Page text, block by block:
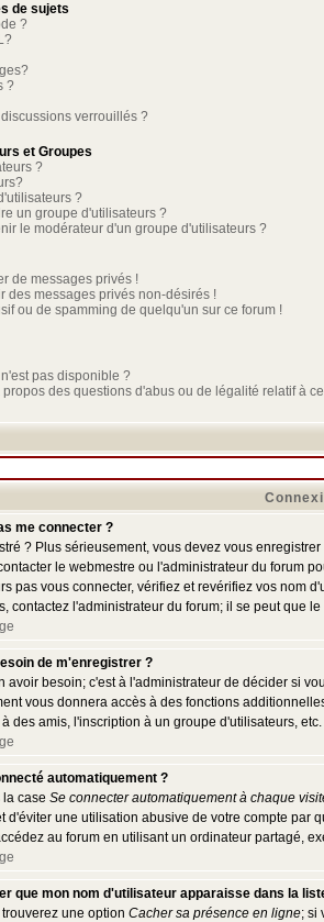
de sujets
?
?
verrouillés ?
et Groupes
?
?
un groupe d'utilisateurs ?
le modérateur d'un groupe d'utilisateurs ?
de messages privés !
des messages privés non-désirés !
ou de spamming de quelqu'un sur ce forum !
pas disponible ?
des questions d'abus ou de légalité relatif à
me connecter ?
? Plus sérieusement, vous devez vous
le webmestre ou l'administrateur du forum
pas vous connecter, vérifiez et revérifiez vos nom
contactez l'administrateur du forum; il se peut que
de m'enregistrer ?
avoir besoin; c'est à l'administrateur de décider si
vous donnera accès à des fonctions
des amis, l'inscription à un groupe d'utilisateurs,
automatiquement ?
case Se connecter automatiquement à chaque
d'éviter une utilisation abusive de votre compte par
au forum en utilisant un ordinateur partagé,
que mon nom d'utilisateur apparaisse dans la
une option Cacher sa présence en ligne; si